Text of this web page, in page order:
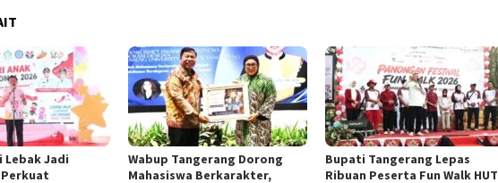
Lebak Jadi
Wabup Tangerang Dorong
Mahasiswa Berkarakter,
Bupati Tangerang Lepas
Ribuan Peserta Fun Walk HUT